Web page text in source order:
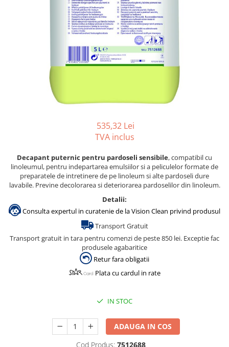
Gama de cosmetice hoteliere
Salvatore Ferragamo
Gama de cosmetice hoteliere Sense
535,32 Lei
TVA inclus
Decapant puternic pentru pardoseli sensibile, compatibil cu
linoleumul, pentru indepartarea emulsiilor si a peliculelor formate de
preparatele de intretinere de pe linoleum si alte pardoseli dure
lavabile. Previne decolorarea si deteriorarea pardoselilor din linoleum.
Detalii:
Consulta expertul in curatenie de la Vision Clean privind produsul
Transport Gratuit
Transport gratuit in tara pentru comenzi de peste 850 lei. Exceptie fac
produsele agabaritice
Retur fara obligatii
Plata cu cardul in rate
IN STOC
ADAUGA IN COS
Cod Produs: 7512688